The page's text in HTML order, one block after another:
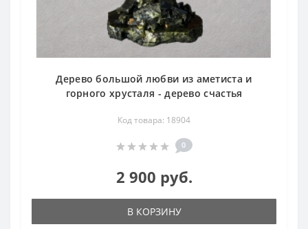
Дерево большой любви из аметиста и
горного хрусталя - дерево счастья
Код товара: 18904
0
2 900 руб.
В КОРЗИНУ